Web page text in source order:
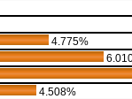
4.775%
4.508%